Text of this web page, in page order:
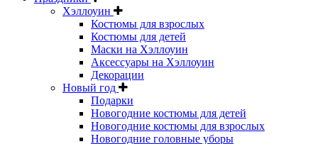
Хэллоуин
Костюмы для взрослых
Костюмы для детей
Маски на Хэллоуин
Аксессуары на Хэллоуин
Декорации
Новый год
Подарки
Новогодние костюмы для детей
Новогодние костюмы для взрослых
Новогодние головные уборы